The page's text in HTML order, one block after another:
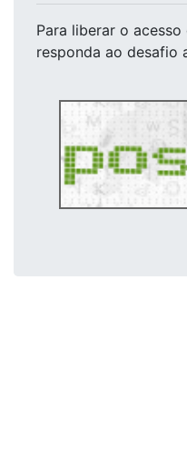
Para liberar o acesso
responda ao desafio